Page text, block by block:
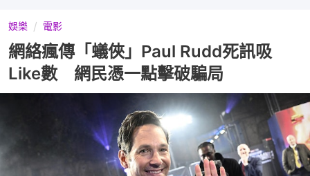
娛樂 電影
網絡瘋傳「蟻俠」Paul Rudd死訊吸
Like數 網民憑一點擊破騙局